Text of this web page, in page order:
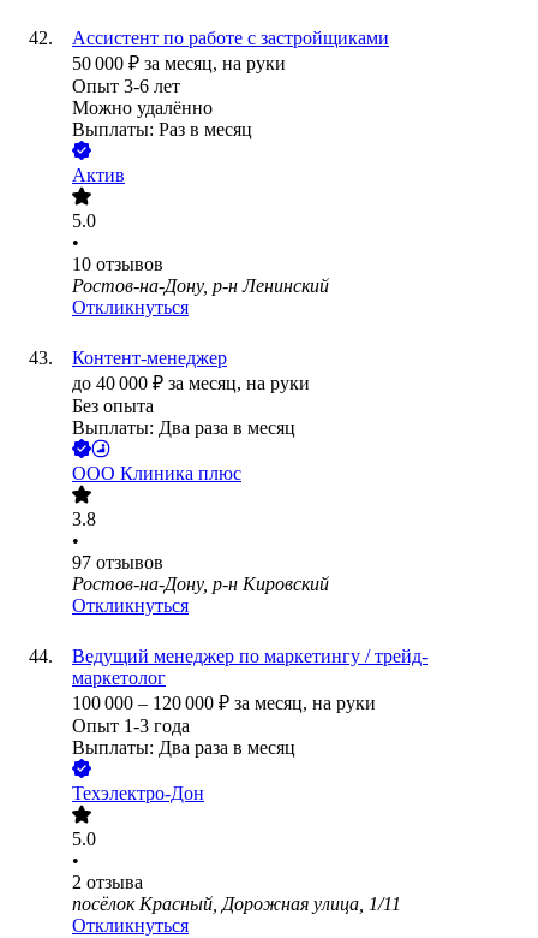
Ассистент по работе с застройщиками
50 000 ₽ за месяц, на руки
Опыт 3-6 лет
Можно удалённо
Выплаты: Раз в месяц
Актив
5.0
•
10 отзывов
Ростов-на-Дону, р-н Ленинский
Откликнуться
Контент-менеджер
до 40 000 ₽ за месяц, на руки
Без опыта
Выплаты: Два раза в месяц
ООО Клиника плюс
3.8
•
97 отзывов
Ростов-на-Дону, р-н Кировский
Откликнуться
Ведущий менеджер по маркетингу / трейд-
маркетолог
100 000 – 120 000 ₽ за месяц, на руки
Опыт 1-3 года
Выплаты: Два раза в месяц
Техэлектро-Дон
5.0
•
2 отзыва
посёлок Красный, Дорожная улица, 1/11
Откликнуться